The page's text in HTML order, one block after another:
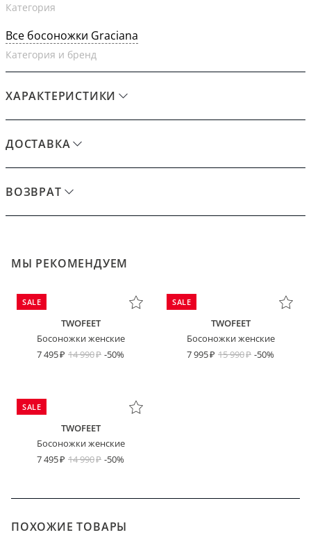
Категория
Все босоножки Graciana
Категория и бренд
ХАРАКТЕРИСТИКИ
ДОСТАВКА
ВОЗВРАТ
МЫ РЕКОМЕНДУЕМ
SALE
TWOFEET
Босоножки женские
7 495
14 990 -50%
SALE
TWOFEET
Босоножки женские
7 995
15 990 -50%
SALE
TWOFEET
Босоножки женские
7 495
14 990 -50%
ПОХОЖИЕ ТОВАРЫ